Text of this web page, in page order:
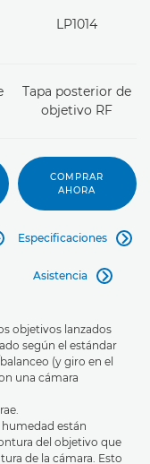
LP1014
Tapa posterior de
objetivo RF
COMPRAR
AHORA
Especificaciones 
Asistencia 
objetivos lanzados
según el estándar
(y giro en el
una cámara
están
del objetivo que
de la cámara. Esto